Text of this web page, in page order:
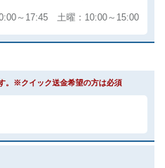
～17:45 土曜：10:00～15:00
。※クイック送金希望の方は必須